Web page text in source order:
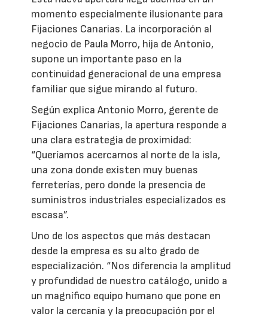
momento especialmente ilusionante para
Fijaciones Canarias. La incorporación al
negocio de Paula Morro, hija de Antonio,
supone un importante paso en la
continuidad generacional de una empresa
familiar que sigue mirando al futuro.
Según explica Antonio Morro, gerente de
Fijaciones Canarias, la apertura responde a
una clara estrategia de proximidad:
“Queríamos acercarnos al norte de la isla,
una zona donde existen muy buenas
ferreterías, pero donde la presencia de
suministros industriales especializados es
escasa”.
Uno de los aspectos que más destacan
desde la empresa es su alto grado de
especialización. “Nos diferencia la amplitud
y profundidad de nuestro catálogo, unido a
un magnífico equipo humano que pone en
valor la cercanía y la preocupación por el